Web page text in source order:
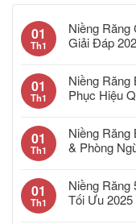
01
Th1
Niềng Răng
Giải Đáp
01
Th1
Niềng Răng
Phục Hiệu
01
Th1
Niềng Răng
& Phòng
01
Th1
Niềng Răng
Tối Ưu 2025